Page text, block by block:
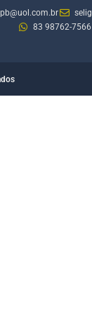
83 98762-7566